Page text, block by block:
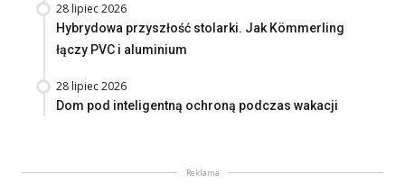
28 lipiec 2026
Hybrydowa przyszłość stolarki. Jak Kömmerling
łączy PVC i aluminium
28 lipiec 2026
Dom pod inteligentną ochroną podczas wakacji
Reklama